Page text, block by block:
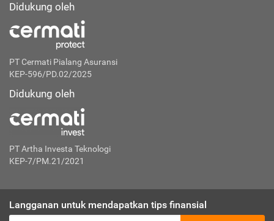
Didukung oleh
PT Cermati Pialang Asuransi
KEP-596/PD.02/2025
Didukung oleh
PT Artha Investa Teknologi
KEP-7/PM.21/2021
Langganan untuk mendapatkan tips finansial